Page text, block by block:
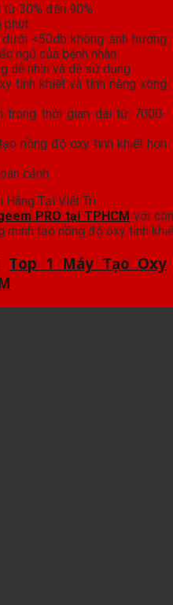
30% đến 90%
phút
<50db không ảnh hưởng
ngủ của bệnh nhân.
dễ nhìn và dễ sử dụng
tinh khiết và tính năng xông
trong thời gian dài từ 7000-
nồng độ oxy tinh khiết hơn
cảnh
PRO tại TPHCM với
minh tạo nồng độ oxy tinh
Top 1 Máy Tạo Oxy